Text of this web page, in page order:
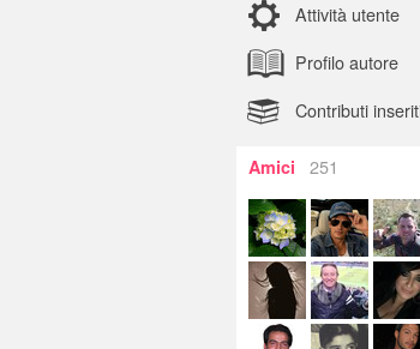
Attività utente
Profilo autore
Contributi
Amici 251